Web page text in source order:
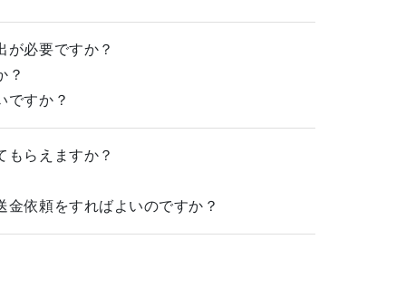
が必要ですか？
？
ですか？
もらえますか？
依頼をすればよいのですか？